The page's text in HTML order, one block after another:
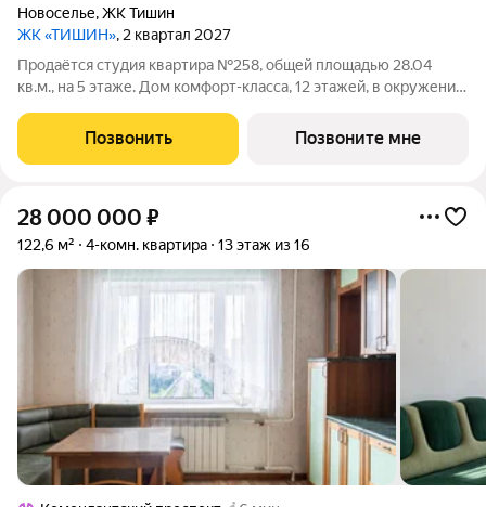
Новоселье,ЖК Тишин
ЖК «ТИШИН», 2 квартал 2027
Продаётся студия квартира №258, общей площадью 28.04
кв.м., на 5 этаже. Дом комфорт-класса, 12 этажей, в окружении
РАСПОЛОЖЕНИЕ И БЛАГОУСТРОЙСТВО ЖК «Тишин»
расположен в поселке Новоселье в
Позвонить Позвоните мне
28 000 000 ₽
122,6 м² 4-комн. квартира 13 этаж из 16